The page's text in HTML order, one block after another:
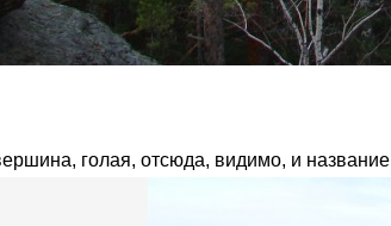
голая, отсюда, видимо, и название